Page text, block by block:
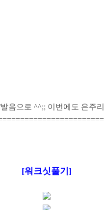
음으로 ^^;; 이번에도 은주
[워크싯풀기]